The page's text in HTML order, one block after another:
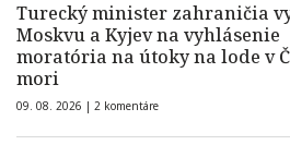
Turecký minister zahraničia
Moskvu a Kyjev na vyhlásenie
moratória na útoky na lode v
mori
09. 08. 2026 | 2 komentáre